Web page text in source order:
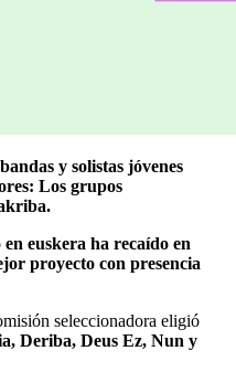
y solistas jóvenes
Los grupos
euskera ha recaído en
proyecto con presencia
seleccionadora eligió
Deriba, Deus Ez, Nun y